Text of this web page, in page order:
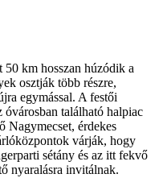
km hosszan húzódik a
osztják több részre,
egymással. A festői
található halpiac
Nagymecset, érdekes
várják, hogy
sétány és az itt fekvő
nyaralásra invitálnak.